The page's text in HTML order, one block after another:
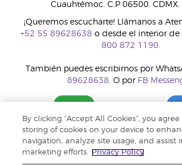
Cuauhtémoc. C.P 06500. CDMX.
¡Queremos escucharte! Llámanos a
+52 55 89628638 o desde el interior de
800 872 1190.
También puedes escribirnos por
89628638. O por FB
By clicking “Accept All Cookies”, you
storing of cookies on your device to
navigation, analyze site usage, and assist
marketing efforts.
Privacy Policy